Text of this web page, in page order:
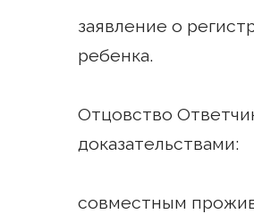
заявление о
ребенка.
Отцовство
доказательствами:
совместным